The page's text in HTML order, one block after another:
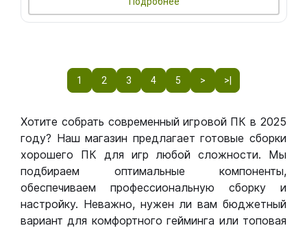
1 2 3 4 5 > >|
Хотите собрать современный игровой ПК в 2025
году? Наш магазин предлагает готовые сборки
хорошего ПК для игр любой сложности. Мы
подбираем оптимальные компоненты,
обеспечиваем профессиональную сборку и
настройку. Неважно, нужен ли вам бюджетный
вариант для комфортного гейминга или топовая